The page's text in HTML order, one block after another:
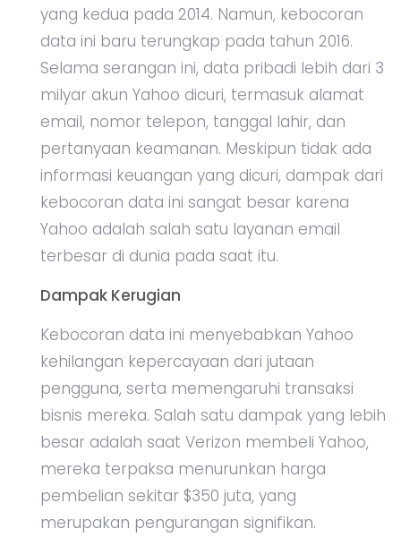
yang kedua pada 2014. Namun, kebocoran
data ini baru terungkap pada tahun 2016.
Selama serangan ini, data pribadi lebih dari 3
milyar akun Yahoo dicuri, termasuk alamat
email, nomor telepon, tanggal lahir, dan
pertanyaan keamanan. Meskipun tidak ada
informasi keuangan yang dicuri, dampak dari
kebocoran data ini sangat besar karena
Yahoo adalah salah satu layanan email
terbesar di dunia pada saat itu.
Dampak Kerugian
Kebocoran data ini menyebabkan Yahoo
kehilangan kepercayaan dari jutaan
pengguna, serta memengaruhi transaksi
bisnis mereka. Salah satu dampak yang lebih
besar adalah saat Verizon membeli Yahoo,
mereka terpaksa menurunkan harga
pembelian sekitar $350 juta, yang
merupakan pengurangan signifikan.